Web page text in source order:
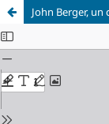
John Berger,